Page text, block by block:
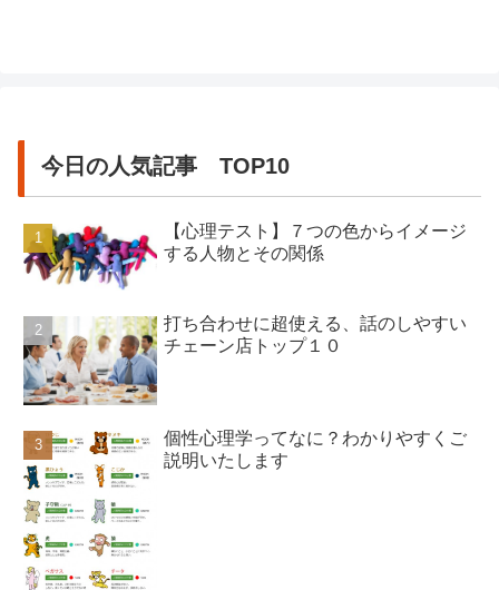
今日の人気記事 TOP10
【心理テスト】７つの色からイメージ
する人物とその関係
打ち合わせに超使える、話のしやすい
チェーン店トップ１０
個性心理学ってなに？わかりやすくご
説明いたします